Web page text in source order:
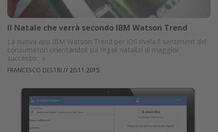
Il Natale che verrà secondo IBM Watson Trend
La nuova app IBM Watson Trend per iOS rivela il sentiment dei
consumatori orientandoli sui regali natalizi di maggior
successo. »
FRANCESCO DESTRI // 20.11.2015